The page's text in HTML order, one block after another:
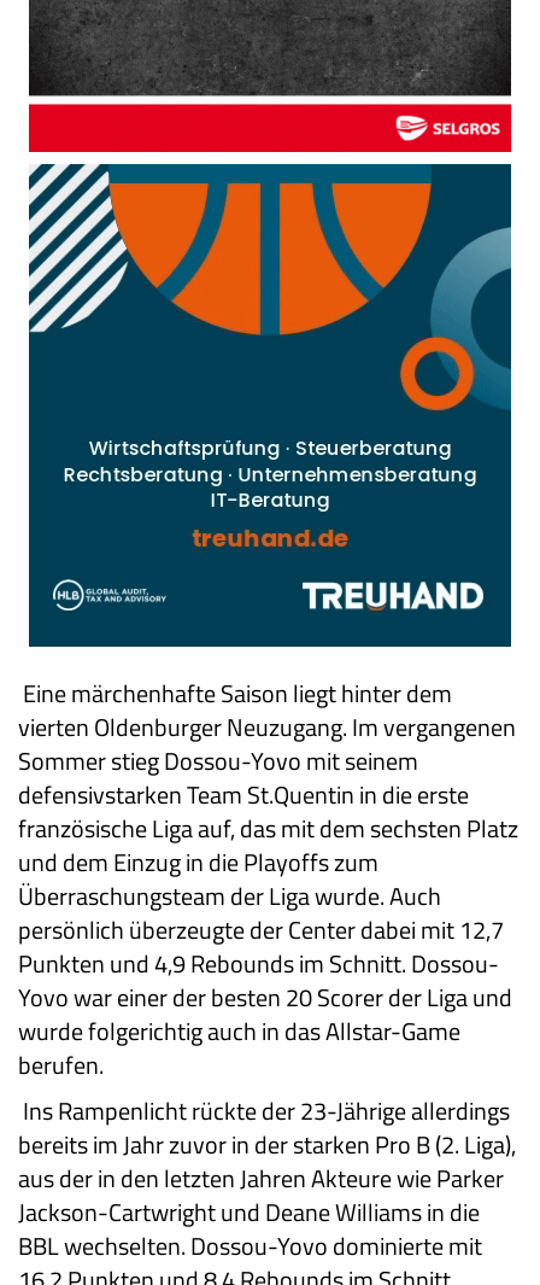
Eine märchenhafte Saison liegt hinter dem
vierten Oldenburger Neuzugang. Im vergangenen
Sommer stieg Dossou-Yovo mit seinem
defensivstarken Team St.Quentin in die erste
französische Liga auf, das mit dem sechsten Platz
und dem Einzug in die Playoffs zum
Überraschungsteam der Liga wurde. Auch
persönlich überzeugte der Center dabei mit 12,7
Punkten und 4,9 Rebounds im Schnitt. Dossou-
Yovo war einer der besten 20 Scorer der Liga und
wurde folgerichtig auch in das Allstar-Game
berufen.
Ins Rampenlicht rückte der 23-Jährige allerdings
bereits im Jahr zuvor in der starken Pro B (2. Liga),
aus der in den letzten Jahren Akteure wie Parker
Jackson-Cartwright und Deane Williams in die
BBL wechselten. Dossou-Yovo dominierte mit